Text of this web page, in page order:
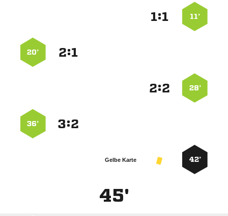
11’
:
:
20’
28’
:
:
36’
42’
Gelbe Karte
45'